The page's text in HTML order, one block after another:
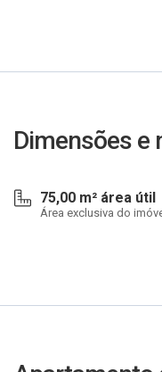
Dimensões e
75,00 m² área útil
Área exclusiva do